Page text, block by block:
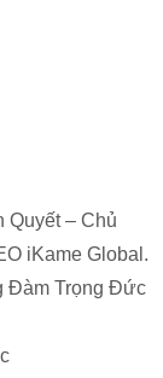
– Chủ
iKame Global.
Đàm Trọng Đức